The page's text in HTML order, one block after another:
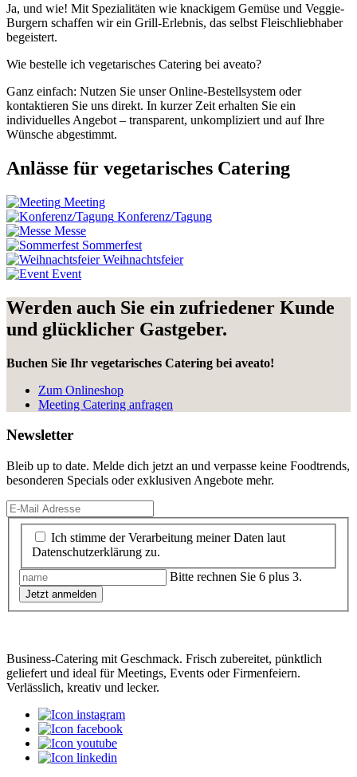
Ja, und wie! Mit Spezialitäten wie knackigem Gemüse und Veggie-
Burgern schaffen wir ein Grill-Erlebnis, das selbst Fleischliebhaber
begeistert.
Wie bestelle ich vegetarisches Catering bei aveato?
Ganz einfach: Nutzen Sie unser Online-Bestellsystem oder
kontaktieren Sie uns direkt. In kurzer Zeit erhalten Sie ein
individuelles Angebot – transparent, unkompliziert und auf Ihre
Wünsche abgestimmt.
Anlässe für vegetarisches Catering
Meeting
Konferenz/Tagung
Messe
Sommerfest
Weihnachtsfeier
Event
Werden auch Sie ein zufriedener Kunde
und glücklicher Gastgeber.
Buchen Sie Ihr vegetarisches Catering bei aveato!
Zum Onlineshop
Meeting Catering anfragen
Newsletter
Bleib up to date. Melde dich jetzt an und verpasse keine Foodtrends,
besonderen Specials oder exklusiven Angebote mehr.
Ich stimme der Verarbeitung meiner Daten laut
Datenschutzerklärung zu.
Bitte rechnen Sie 6 plus 3.
Jetzt anmelden
Business-Catering mit Geschmack. Frisch zubereitet, pünktlich
geliefert und ideal für Meetings, Events oder Firmenfeiern.
Verlässlich, kreativ und lecker.